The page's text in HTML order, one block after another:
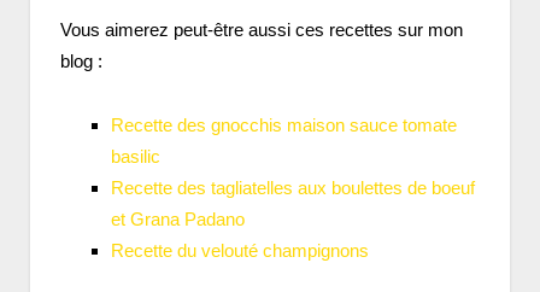
Vous aimerez peut-être aussi ces recettes sur mon
blog :
Recette des gnocchis maison sauce tomate
basilic
Recette des tagliatelles aux boulettes de boeuf
et Grana Padano
Recette du velouté champignons